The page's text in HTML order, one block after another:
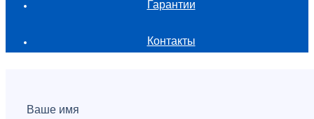
Гарантии
Контакты
Ваше имя